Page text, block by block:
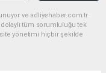
ve adliyehaber.com.tr
tüm sorumluluğu tek
site yönetimi hiçbir şekilde